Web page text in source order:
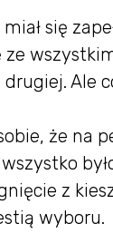
się
Ale
że na
z
wyboru.